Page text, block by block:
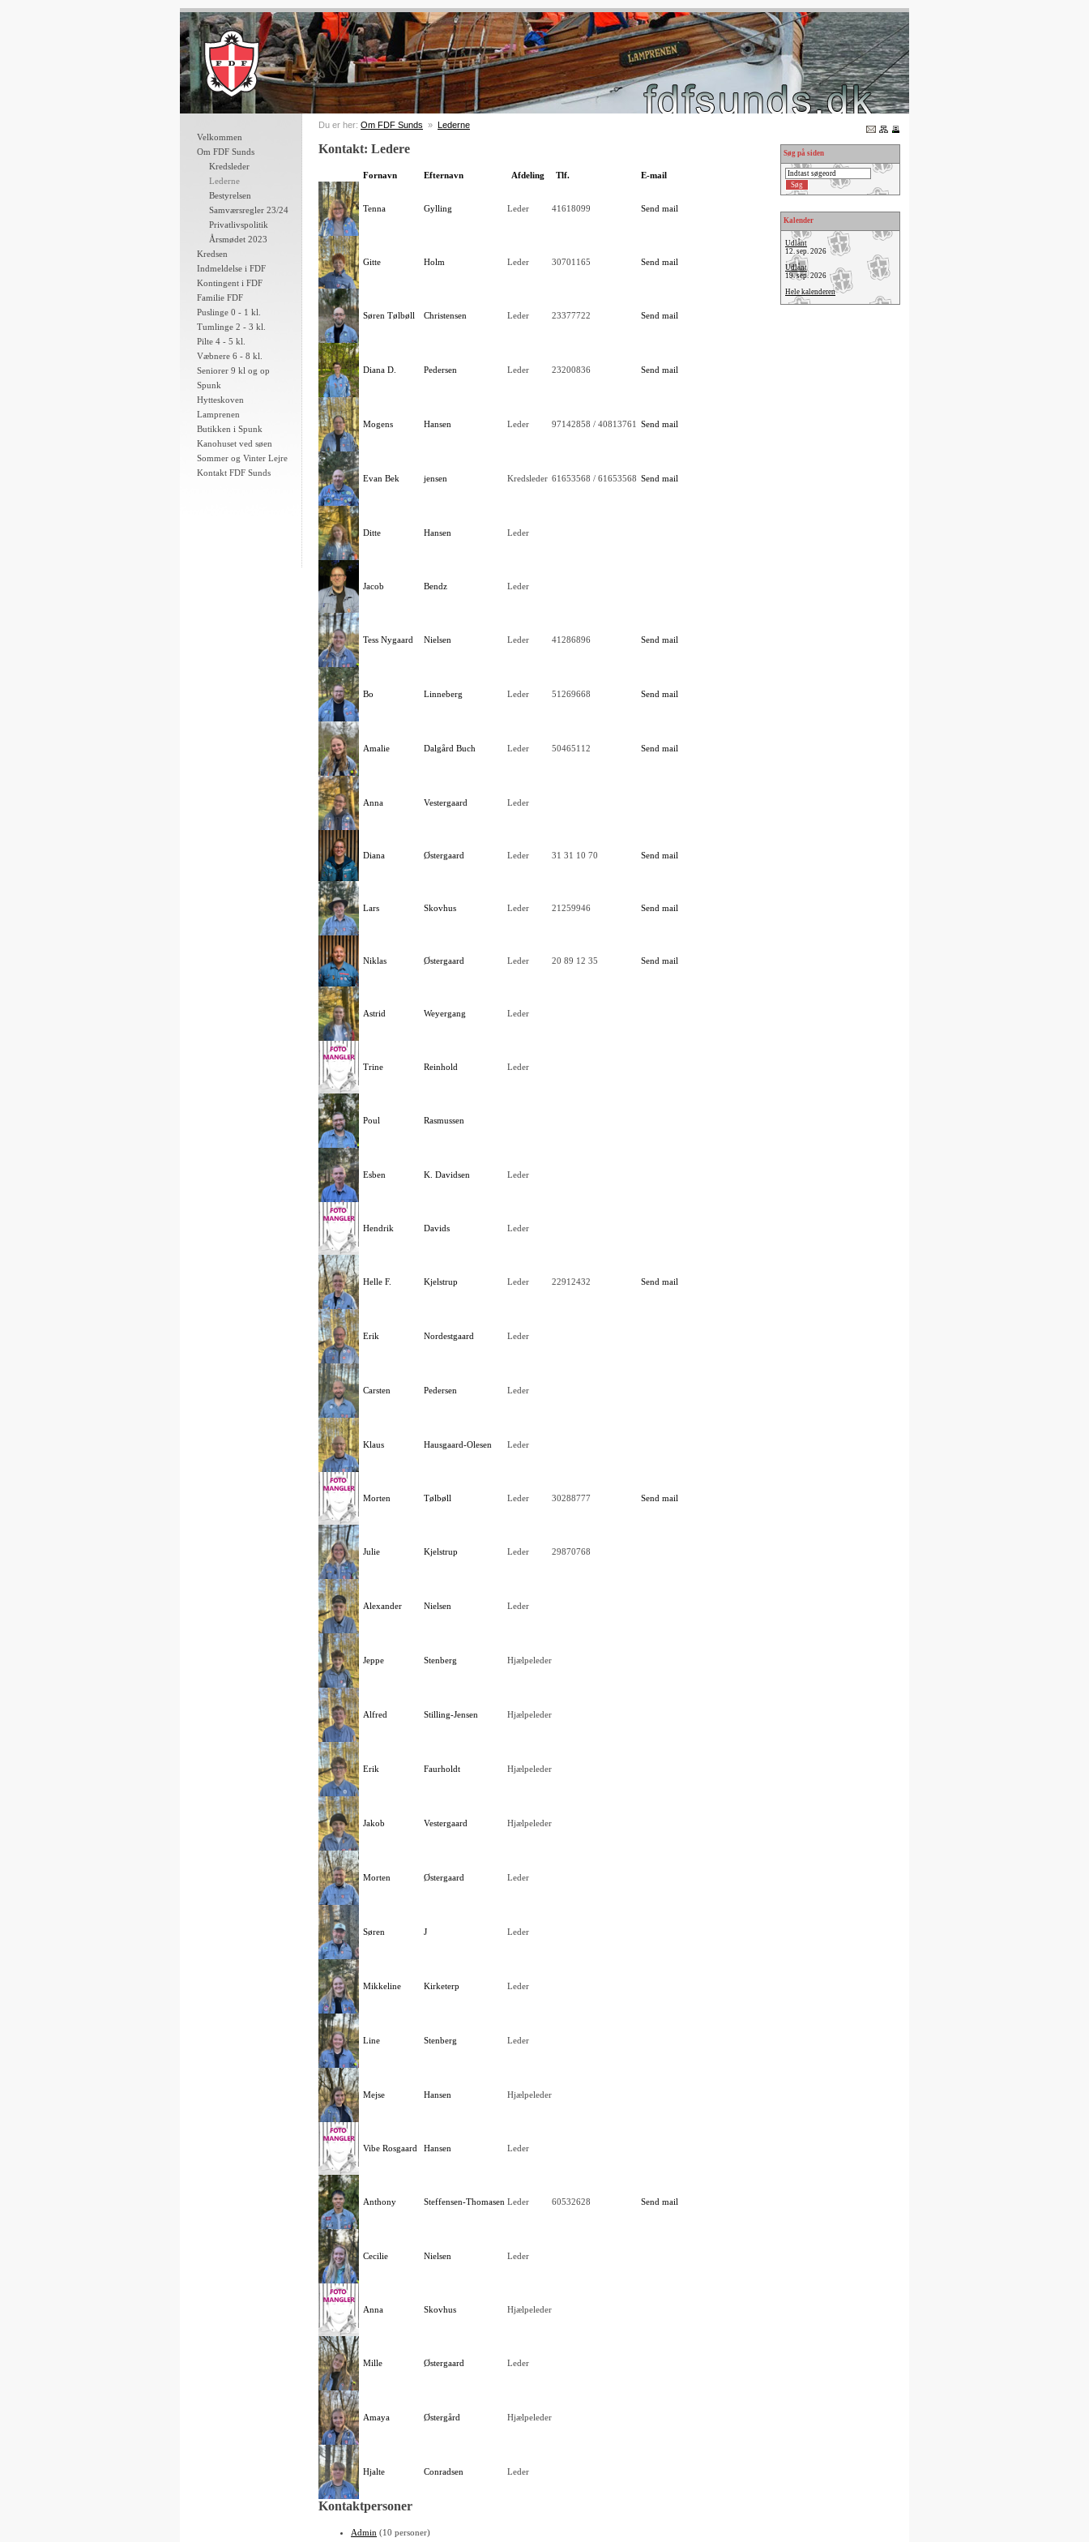
Velkommen
Om FDF Sunds
Kredsleder
Lederne
Bestyrelsen
Samværsregler 23/24
Privatlivspolitik
Årsmødet 2023
Kredsen
Indmeldelse i FDF
Kontingent i FDF
Familie FDF
Puslinge 0 - 1 kl.
Tumlinge 2 - 3 kl.
Pilte 4 - 5 kl.
Væbnere 6 - 8 kl.
Seniorer 9 kl og op
Spunk
Hytteskoven
Lamprenen
Butikken i Spunk
Kanohuset ved søen
Sommer og Vinter Lejre
Kontakt FDF Sunds
Du er her: Om FDF Sunds » Lederne
Kontakt: Ledere
Fornavn Efternavn Afdeling Tlf. E-mail
Tenna Gylling Leder 41618099 Send mail
Gitte Holm Leder 30701165 Send mail
Søren Tølbøll Christensen Leder 23377722 Send mail
Diana D. Pedersen Leder 23200836 Send mail
Mogens Hansen Leder 97142858 / 40813761 Send mail
Evan Bek jensen Kredsleder 61653568 / 61653568 Send mail
Ditte Hansen Leder
Jacob Bendz Leder
Tess Nygaard Nielsen Leder 41286896 Send mail
Bo Linneberg Leder 51269668 Send mail
Amalie Dalgård Buch Leder 50465112 Send mail
Anna Vestergaard Leder
Diana Østergaard Leder 31 31 10 70 Send mail
Lars Skovhus Leder 21259946 Send mail
Niklas Østergaard Leder 20 89 12 35 Send mail
Astrid Weyergang Leder
Trine Reinhold Leder
Poul Rasmussen
Esben K. Davidsen Leder
Hendrik Davids Leder
Helle F. Kjelstrup Leder 22912432 Send mail
Erik Nordestgaard Leder
Carsten Pedersen Leder
Klaus Hausgaard-Olesen Leder
Morten Tølbøll Leder 30288777 Send mail
Julie Kjelstrup Leder 29870768
Alexander Nielsen Leder
Jeppe Stenberg Hjælpeleder
Alfred Stilling-Jensen Hjælpeleder
Erik Faurholdt Hjælpeleder
Jakob Vestergaard Hjælpeleder
Morten Østergaard Leder
Søren J Leder
Mikkeline Kirketerp Leder
Line Stenberg Leder
Mejse Hansen Hjælpeleder
Vibe Rosgaard Hansen Leder
Anthony Steffensen-Thomasen Leder 60532628 Send mail
Cecilie Nielsen Leder
Anna Skovhus Hjælpeleder
Mille Østergaard Leder
Amaya Østergård Hjælpeleder
Hjalte Conradsen Leder
Kontaktpersoner
Admin (10 personer)
Søg på siden
Kalender
Udlånt
12. sep. 2026
Udlånt
19. sep. 2026
Hele kalenderen